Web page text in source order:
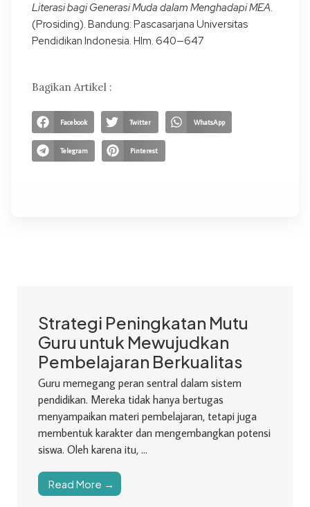
Literasi bagi Generasi Muda dalam Menghadapi MEA.
(Prosiding). Bandung: Pascasarjana Universitas
Pendidikan Indonesia. Hlm. 640—647
Bagikan Artikel :
Facebook Twitter WhatsApp
Telegram Pinterest
Strategi Peningkatan Mutu
Guru untuk Mewujudkan
Pembelajaran Berkualitas
Guru memegang peran sentral dalam sistem
pendidikan. Mereka tidak hanya bertugas
menyampaikan materi pembelajaran, tetapi juga
membentuk karakter dan mengembangkan potensi
siswa. Oleh karena itu, ...
Read More →